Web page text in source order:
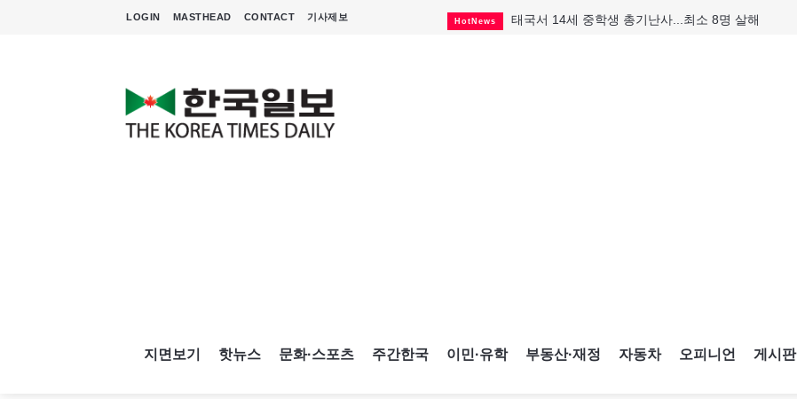
LOGIN MASTHEAD CONTACT 기사제보 HotNews 캐나다 실업률 6.4%로 2년래 최저
지면보기 핫뉴스 문화·스포츠 주간한국 이민·유학 부동산·재정 자동차 오피니언 게시판